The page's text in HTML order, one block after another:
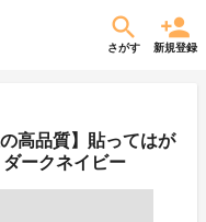
さがす 新規登録
高品質】貼ってはが
ークネイビー